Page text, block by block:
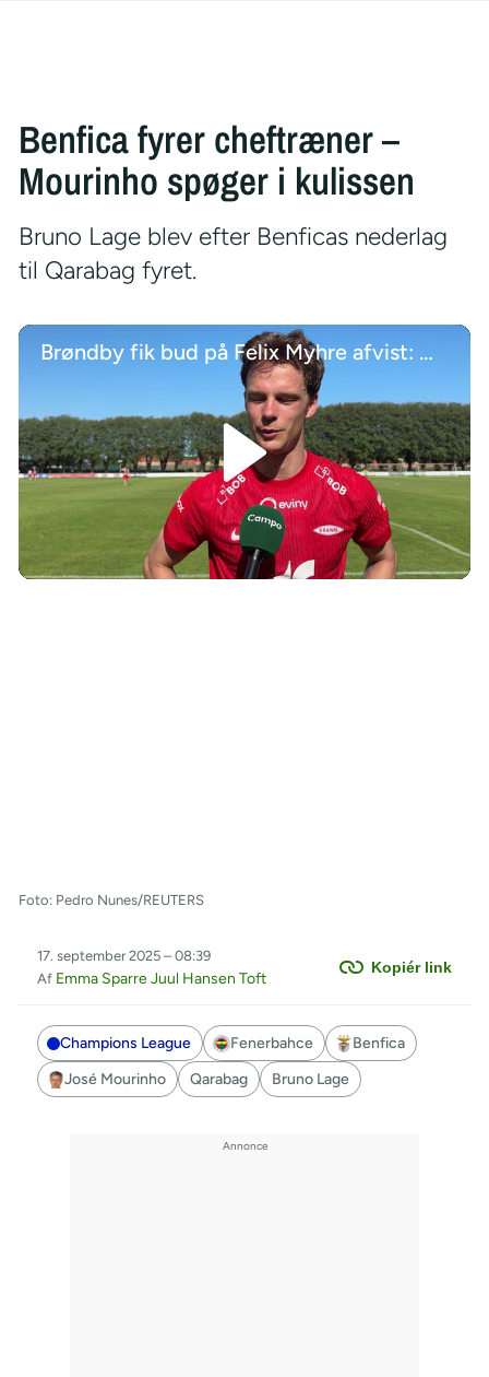
Benfica fyrer cheftræner –
Mourinho spøger i kulissen
Bruno Lage blev efter Benficas nederlag
til Qarabag fyret.
Brøndby fik bud på Felix Myhre afvist: Måtte jeg acceptere
/
Foto: Pedro Nunes/REUTERS
Kopiér link
17. september 2025 – 08:39
Af Emma Sparre Juul Hansen Toft
Champions League Fenerbahce
Benfica
José Mourinho
Qarabag Bruno Lage